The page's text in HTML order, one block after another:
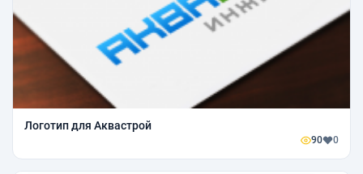
Логотип для Аквастрой
90 0